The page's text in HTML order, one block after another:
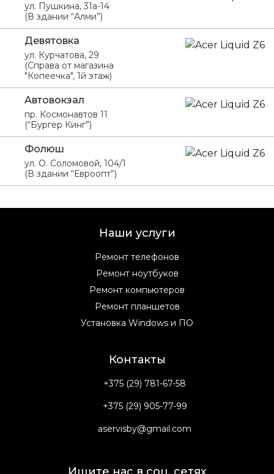
ул. Пушкина, 31а-14
(В здании “Алми”)
Девятовка
ул. Курчатова, 29
(Справа от магазина
"Копеечка", 1й этаж)
Автовокзал
пр. Космонавтов 11
(“Бургер Кинг”)
Фолюш
ул. О. Соломовой, 104/1
(В здании “Евроопт”)
Наши услуги
Ремонт телефонов
Ремонт ноутбуков
Ремонт компьютеров
Ремонт планшетов
Установка Windows и ПО
Контакты
+375 (29) 781-67-58
+375 (29) 905-77-99
aservisby@gmail.com